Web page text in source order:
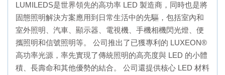
LUMILEDS是世界領先的高功率 LED 製造商，同時也是將
固態照明解決方案應用到日常生活中的先驅，包括室內和
室外照明、汽車、顯示器、電視機、手機相機閃光燈、便
攜照明和信號照明等。 公司推出了已獲專利的 LUXEON®
高功率光源，率先實現了傳統照明的高亮度與 LED 的小體
積、長壽命和其他優勢的結合。 公司還提供核心 LED 材料